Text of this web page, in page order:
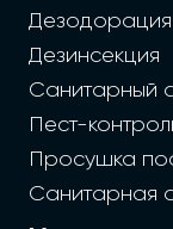
Дезодорация
Дезинсекция
Санитарный
Пест-
Просушка
Санитарная